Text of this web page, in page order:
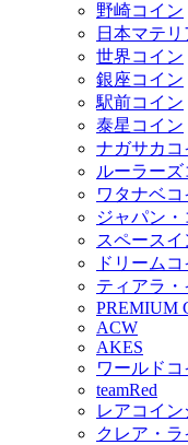
野崎コイン
日本マテ
世界コイン
銀座コイン
駅前コイン
泰星コイン
ナガサカコ
ルーラーズ
ワタナベコ
ジャパン
スペース
ドリームコ
ティアラ
PREMIUM
ACW
AKES
ワールド
teamRed
レアコイ
クレア・